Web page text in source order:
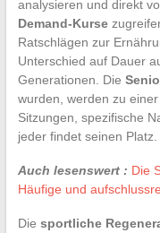
analysieren und direkt
Demand-Kurse
Ratschlägen zur
Unterschied auf Dauer
Generationen. Die
wurden, werden zu
Sitzungen, spezifische
jeder findet seinen Platz.
Auch lesenswert : Die
Häufige und
Die sportliche